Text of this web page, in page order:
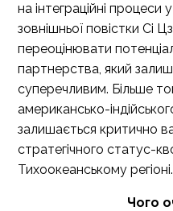
на інтеграційні процеси
зовнішньої повістки Сі
переоцінювати
партнерства, який
суперечливим. Більше
американсько-
залишається критично
стратегічного статус-
Тихоокеанському регіоні.
Чого